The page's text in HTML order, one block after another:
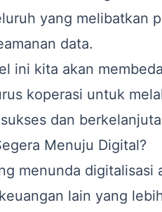
yang melibatkan
data.
ini kita akan
koperasi untuk
dan
Menuju Digital?
menunda digitalisasi
lain yang